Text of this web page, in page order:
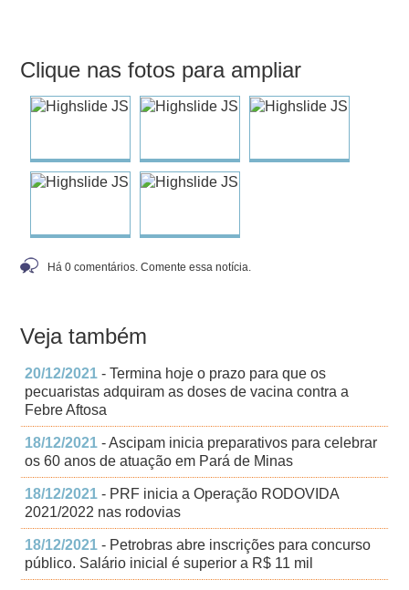
Clique nas fotos para ampliar
Há 0 comentários. Comente essa notícia.
Veja também
20/12/2021 - Termina hoje o prazo para que os
pecuaristas adquiram as doses de vacina contra a
Febre Aftosa
18/12/2021 - Ascipam inicia preparativos para celebrar
os 60 anos de atuação em Pará de Minas
18/12/2021 - PRF inicia a Operação RODOVIDA
2021/2022 nas rodovias
18/12/2021 - Petrobras abre inscrições para concurso
público. Salário inicial é superior a R$ 11 mil